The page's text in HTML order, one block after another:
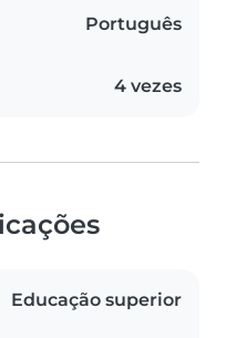
Português
4 vezes
Educação superior